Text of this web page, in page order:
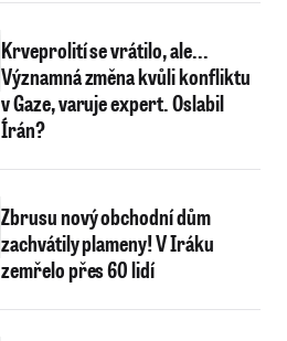
Krveprolití se vrátilo, ale...
Významná změna kvůli konfliktu
v Gaze, varuje expert. Oslabil
Írán?
Zbrusu nový obchodní dům
zachvátily plameny! V Iráku
zemřelo přes 60 lidí